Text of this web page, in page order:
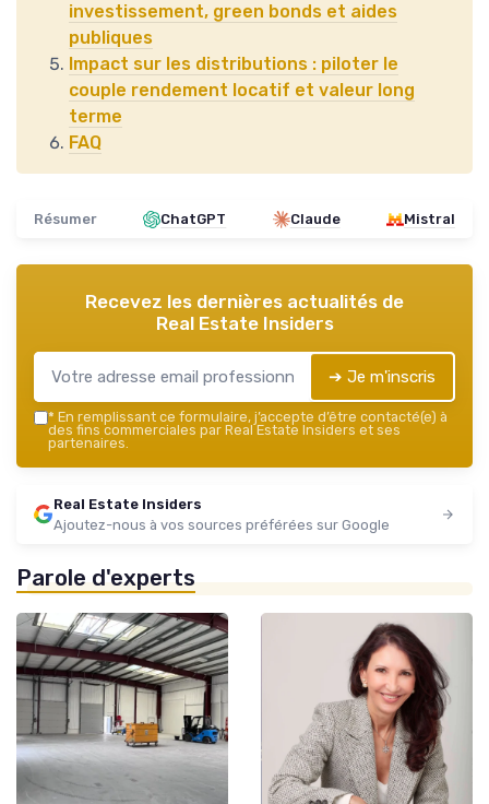
investissement, green bonds et aides
publiques
Impact sur les distributions : piloter le
couple rendement locatif et valeur long
terme
FAQ
Résumer ChatGPT Claude Mistral
Recevez les dernières actualités de
Real Estate Insiders
➔ Je m'inscris
* En remplissant ce formulaire, j’accepte d’être contacté(e) à
des fins commerciales par Real Estate Insiders et ses
partenaires.
Real Estate Insiders
Ajoutez-nous à vos sources préférées sur Google
Parole d'experts